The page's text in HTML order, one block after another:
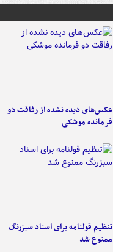
عکس‌های دیده نشده از رفاقت دو
فرمانده‌ موشکی
تنظیم قولنامه برای اسناد سبزرنگ
ممنوع شد